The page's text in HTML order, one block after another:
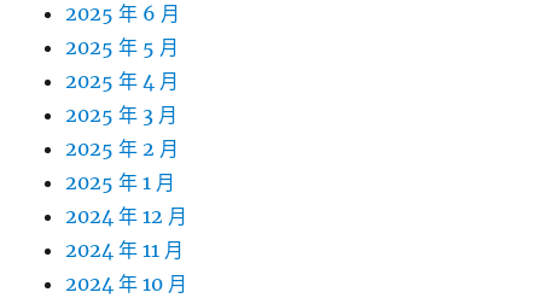
2025 年 6 月
2025 年 5 月
2025 年 4 月
2025 年 3 月
2025 年 2 月
2025 年 1 月
2024 年 12 月
2024 年 11 月
2024 年 10 月